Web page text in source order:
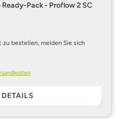
Pack - Proflow 2 SC
zu bestellen, melden Sie sich
DETAILS